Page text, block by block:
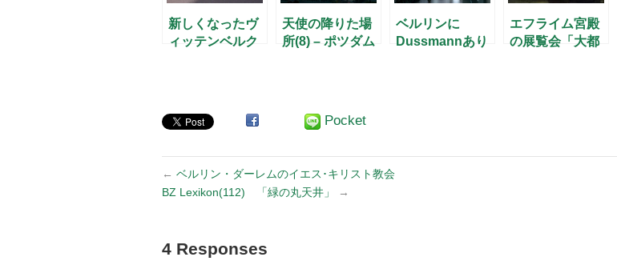
新しくなったヴ
ィッテンベルク
天使の降りた場
所(8) – ポツダム
ベルリンに
Dussmannあり
エフライム宮殿
の展覧会「大都
Pocket
← ベルリン・ダーレムのイエス･キリスト教会
BZ Lexikon(112) 「緑の丸天井」
→
4 Responses